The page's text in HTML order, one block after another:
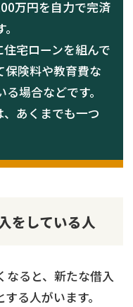
万円を自力で完済
宅ローンを組んで
保険料や教育費な
場合などです。
あくまでも一つ
をしている人
なると、新たな借入
る人がいます。